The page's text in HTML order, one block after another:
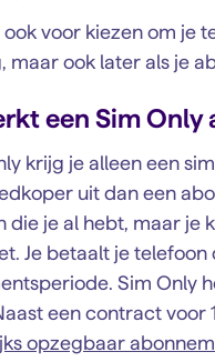
ook voor kiezen om je
maar ook later als je
een Sim Only
krijg je alleen een
uit dan een
die je al hebt, maar je
Je betaalt je
Sim Only
een contract voor
opzegbaar